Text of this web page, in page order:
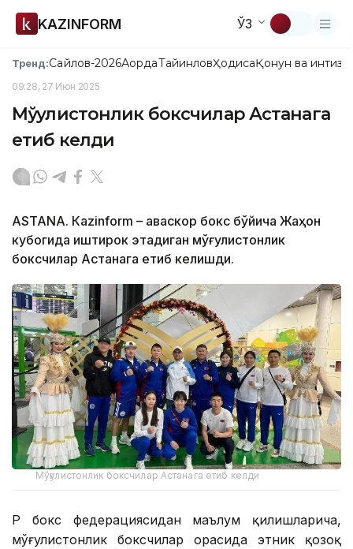
KAZINFORM ЎЗ
Тренд:Сайлов-2026АқордаТайинловҲодисаҚонун ва
09:28, 27 Июн 2025
Мўғулистонлик боксчилар Астанага
етиб келди
ASTANА. Кazinform – Ҳаваскор бокс бўйича Жаҳон
кубогида иштирок этадиган мўғулистонлик
боксчилар Астанага етиб келишди.
Мўғулистонлик боксчилар Астанага етиб келди
ҚР бокс федерациясидан маълум қилишларича,
мўғулистонлик боксчилар орасида этник қозоқ